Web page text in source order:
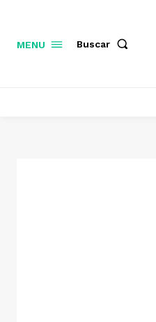
MENU Buscar